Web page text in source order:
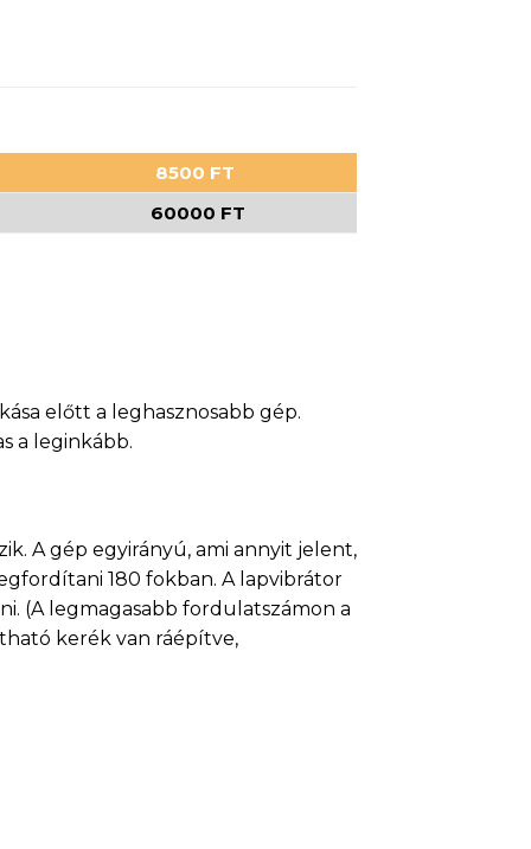
8500 FT
60000 FT
előtt a leghasznosabb gép.
a leginkább.
A gép egyirányú, ami annyit jelent,
180 fokban. A lapvibrátor
(A legmagasabb fordulatszámon a
kerék van ráépítve,